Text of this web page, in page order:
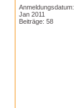
Anmeldungsdatum:
Jan 2011
Beiträge: 58